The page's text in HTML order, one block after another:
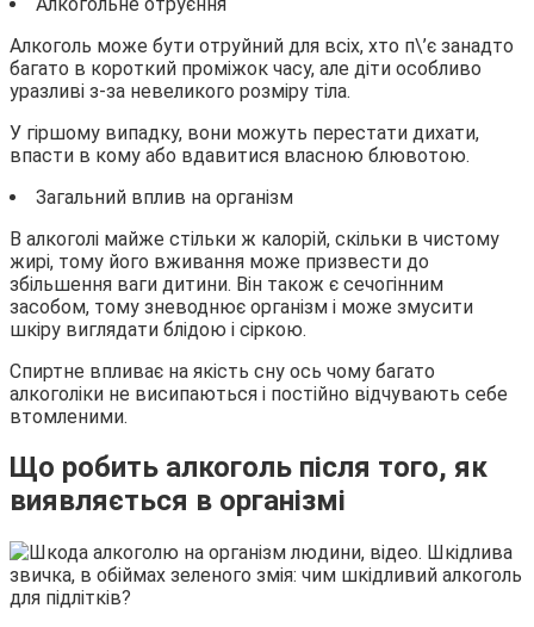
Алкоголь може бути отруйний для всіх, хто п\’є занадто
багато в короткий проміжок часу, але діти особливо
уразливі з-за невеликого розміру тіла.
У гіршому випадку, вони можуть перестати дихати,
впасти в кому або вдавитися власною блювотою.
Загальний вплив на організм
В алкоголі майже стільки ж калорій, скільки в чистому
жирі, тому його вживання може призвести до
збільшення ваги дитини. Він також є сечогінним
засобом, тому зневоднює організм і може змусити
шкіру виглядати блідою і сіркою.
Спиртне впливає на якість сну ось чому багато
алкоголіки не висипаються і постійно відчувають себе
втомленими.
Що робить алкоголь після того, як
виявляється в організмі